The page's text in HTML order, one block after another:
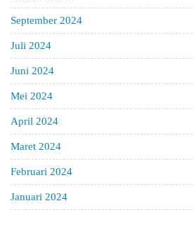
September 2024
Juli 2024
Juni 2024
Mei 2024
April 2024
Maret 2024
Februari 2024
Januari 2024